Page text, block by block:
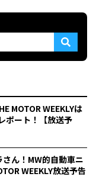
MOTOR WEEKLYは
ポート！【放送予
さん！MW的自動車ニ
WEEKLY放送予告